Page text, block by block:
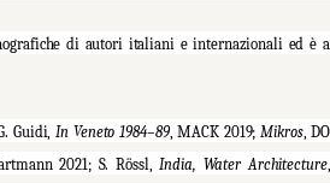
di autori italiani e internazionali ed è
Guidi, In Veneto 1984–89, MACK 2019; Mikros,
2021; S. Rössl, India, Water Architecture